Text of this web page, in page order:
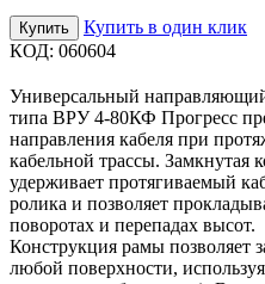
Купить
Купить в один клик
КОД: 060604
Универсальный
типа ВРУ 4-80КФ Прогресс
направления кабеля при
кабельной трассы. Замкнутая
удерживает протягиваемый
ролика и позволяет
поворотах и перепадах высот.
Конструкция рамы позволяет
любой поверхности,